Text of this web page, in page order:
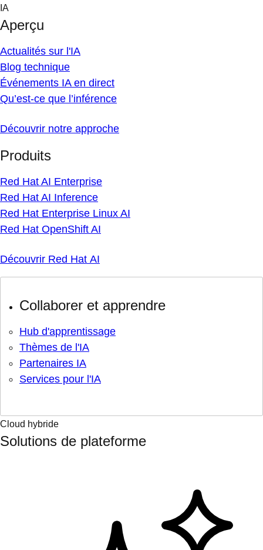
Skip
content
IA
Aperçu
Actualités sur l'IA
Blog technique
Événements IA en direct
Qu’est-ce que l’inférence
Découvrir notre approche
Produits
Red Hat AI Enterprise
Red Hat AI Inference
Red Hat Enterprise Linux AI
Red Hat OpenShift AI
Découvrir Red Hat AI
Collaborer et apprendre
Hub d'apprentissage
Thèmes de l'IA
Partenaires IA
Services pour l'IA
Cloud hybride
Solutions de plateforme